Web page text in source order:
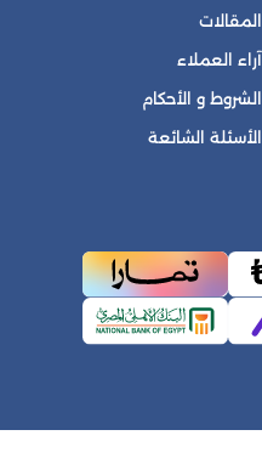
المقالات
آراء العملاء
الشروط و الأحكام
الأسئلة الشائعة